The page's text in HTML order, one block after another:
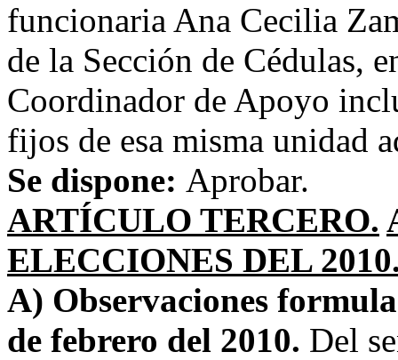
funcionaria Ana Cecilia
de la Sección de Cédulas,
Coordinador de Apoyo
fijos de esa misma unidad
Se dispone: Aprobar.
ARTÍCULO TERCERO.
ELECCIONES DEL
A) Observaciones
de febrero del 2010. Del